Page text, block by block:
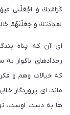
كَرَامَتِكَ وَ اجْعَلْنِي
لِعِبَادَتِكَ وَ جَعَلْتَهُمْ
اى آن كه پناه
رخدادهاى ناگوار به
كه خيالات وهم و
ماند، اى پروردگار
ها به دست اوست،